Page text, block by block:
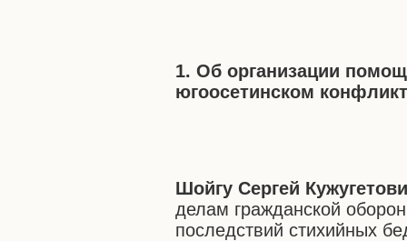
1. Об организации
югоосетинском
Шойгу Сергей
делам гражданской
последствий стихийных